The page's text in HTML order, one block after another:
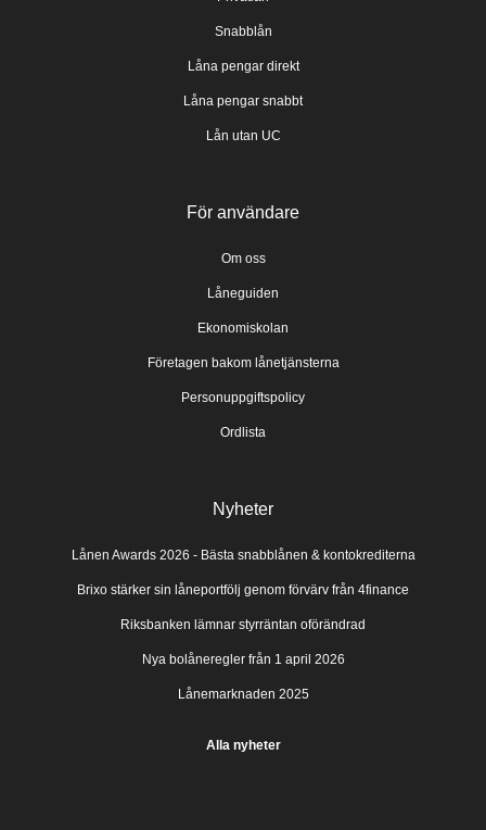
Snabblån
Låna pengar direkt
Låna pengar snabbt
Lån utan UC
För användare
Om oss
Låneguiden
Ekonomiskolan
Företagen bakom lånetjänsterna
Personuppgiftspolicy
Ordlista
Nyheter
Lånen Awards 2026 - Bästa snabblånen & kontokrediterna
Brixo stärker sin låneportfölj genom förvärv från 4finance
Riksbanken lämnar styrräntan oförändrad
Nya bolåneregler från 1 april 2026
Lånemarknaden 2025
Alla nyheter